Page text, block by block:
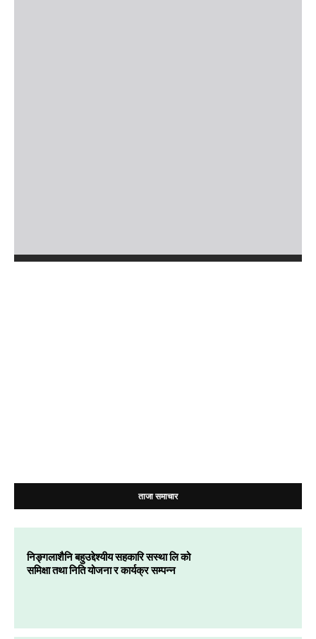
ताजा समाचार
निङ्गलाशैनि बहुउद्देश्यीय सहकारि सस्था लि को
समिक्षा तथा निति योजना र कार्यक्र सम्पन्न